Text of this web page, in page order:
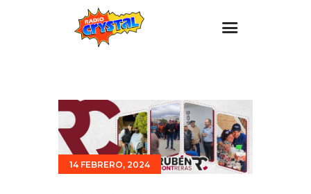
Estaciones
Eventos
Promociones
14 FEBRERO, 2024